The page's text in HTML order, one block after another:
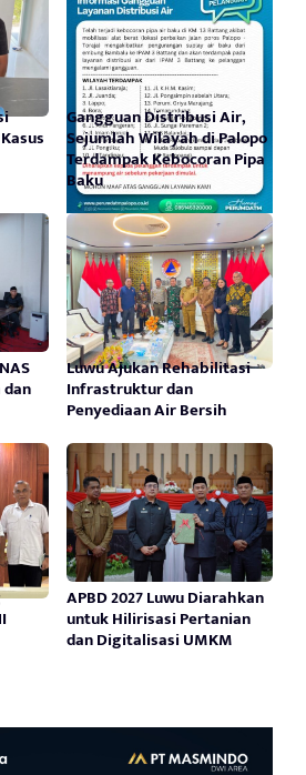
Gangguan Distribusi Air,
Sejumlah Wilayah di Palopo
Terdampak Kebocoran Pipa
Baku
Luwu Ajukan Rehabilitasi
Infrastruktur dan
Penyediaan Air Bersih
APBD 2027 Luwu Diarahkan
untuk Hilirisasi Pertanian
dan Digitalisasi UMKM